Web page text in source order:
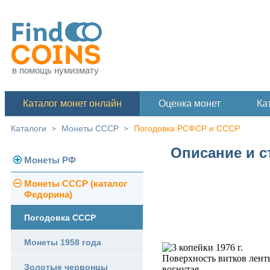
в помощь нумизмату
Каталог монет онлайн Оценка монет
Каталоги > Монеты СССР > Погодовка РСФСР и СССР
Монеты РФ
Современная Россия
Монеты СССР (каталог
Федорина)
Погодовка СССР
Монеты 1958 года
Золотые червонцы
Описание и